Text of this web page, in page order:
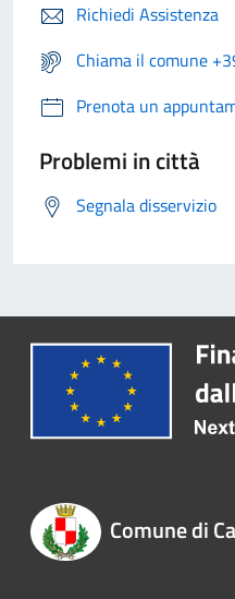
Richiedi Assistenza
Chiama il comune
Prenota un
Problemi in città
Segnala disservizio
Comune di